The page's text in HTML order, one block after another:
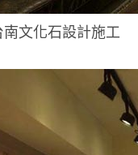
南文化石設計施工